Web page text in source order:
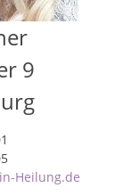
9
Heilung.de